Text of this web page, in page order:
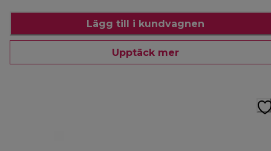
Lägg till i kundvagnen
Upptäck mer